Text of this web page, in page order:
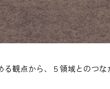
観点から、５領域とのつ